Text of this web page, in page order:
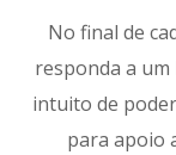
No final de
responda a
intuito de
para apoio